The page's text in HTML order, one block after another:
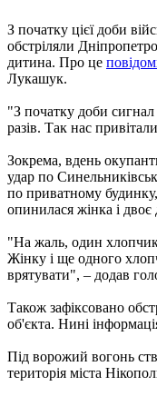
З початку цієї доби
обстріляли
дитина. Про це
Лукашук.
"З початку доби
разів. Так нас
Зокрема, вдень
удар по
по приватному
опинилася жінка і двоє
"На жаль, один
Жінку і ще одного
врятувати", – додав
Також зафіксовано
об'єкта. Нині
Під ворожий вогонь
територія міста